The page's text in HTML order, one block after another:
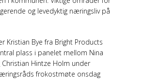
og levedyktig næringsliv på
Kristian Bye fra Bright Products
plass i panelet mellom Nina
Christian Hintze Holm under
frokostmøte onsdag